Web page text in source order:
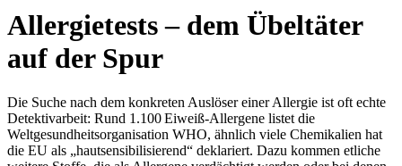
Allergietests – dem Übeltäter
auf der Spur
Die Suche nach dem konkreten Auslöser einer Allergie ist oft echte
Detektivarbeit: Rund 1.100 Eiweiß-Allergene listet die
Weltgesundheitsorganisation WHO, ähnlich viele Chemikalien hat
die EU als „hautsensibilisierend“ deklariert. Dazu kommen etliche